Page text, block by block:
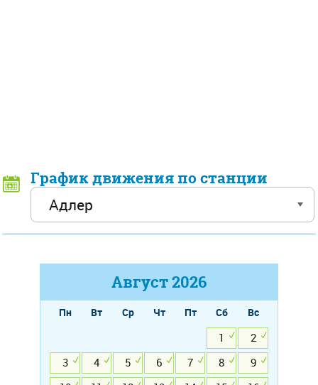
График движения по станции
Август2026
Пн Вт Ср Чт Пт Сб
Вс
1
2
3
4 5 6 7 8
9